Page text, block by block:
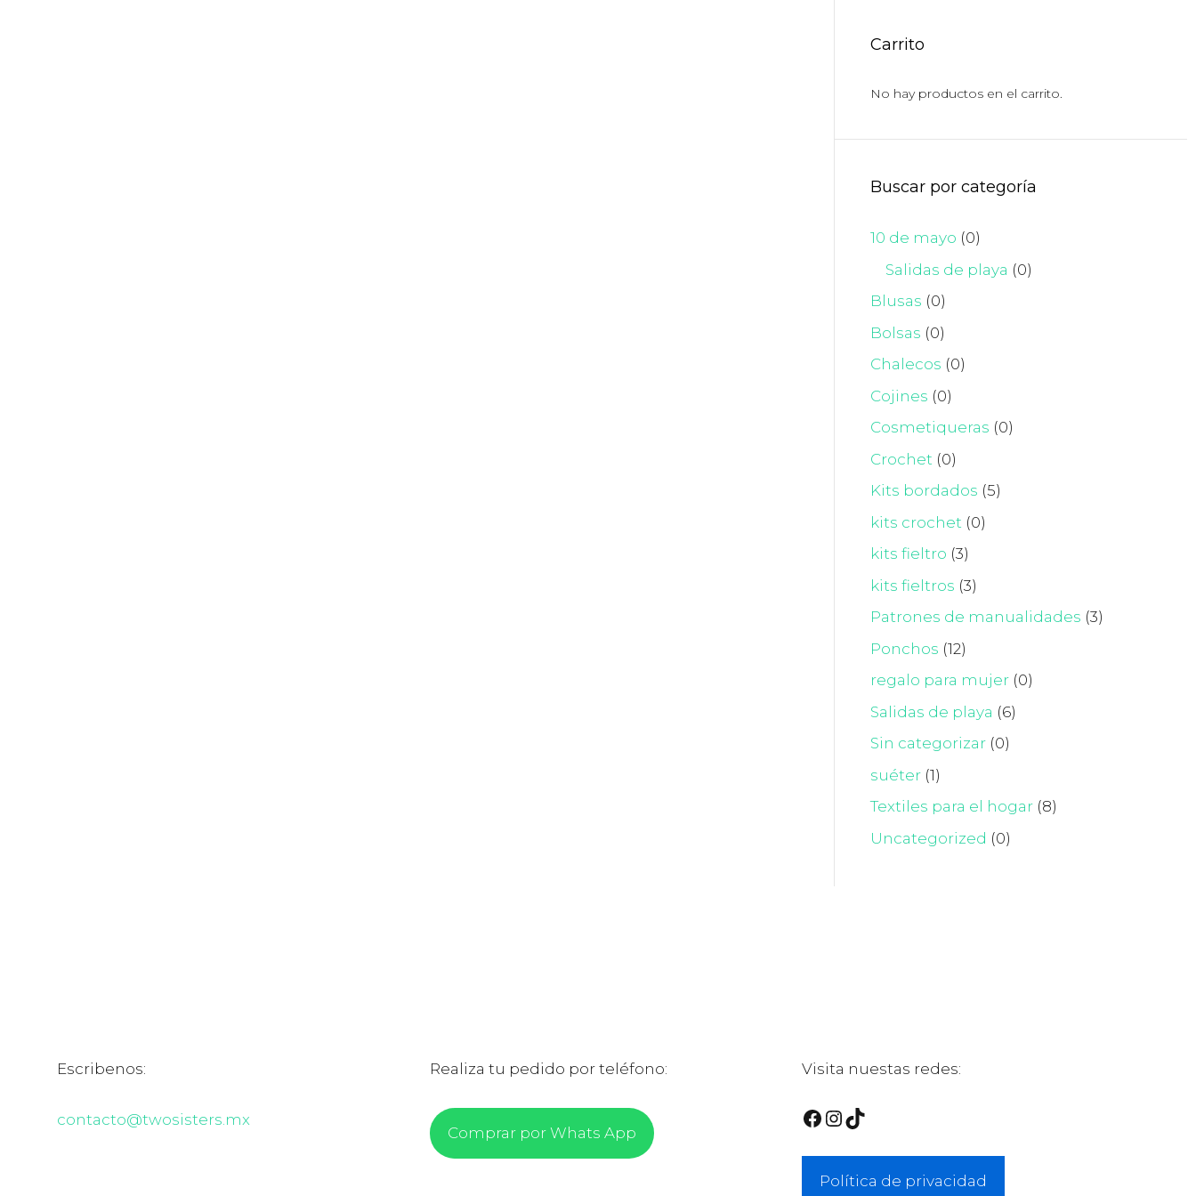
Carrito
No hay productos en el carrito.
Buscar por categoría
10 de mayo (0)
Salidas de playa (0)
Blusas (0)
Bolsas (0)
Chalecos (0)
Cojines (0)
Cosmetiqueras (0)
Crochet (0)
Kits bordados (5)
kits crochet (0)
kits fieltro (3)
kits fieltros (3)
Patrones de manualidades (3)
Ponchos (12)
regalo para mujer (0)
Salidas de playa (6)
Sin categorizar (0)
suéter (1)
Textiles para el hogar (8)
Uncategorized (0)
Escribenos:
contacto@twosisters.mx
Realiza tu pedido por teléfono:
Comprar por Whats App
Visita nuestas redes:
Facebook
Instagram
TikTok
Política de privacidad